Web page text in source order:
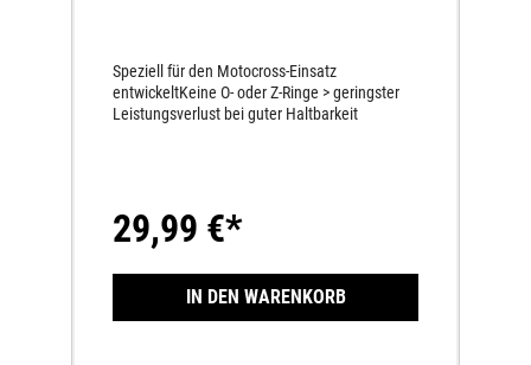
Speziell für den Motocross-Einsatz
entwickeltKeine O- oder Z-Ringe > geringster
Leistungsverlust bei guter Haltbarkeit
29,99 €*
IN DEN WARENKORB